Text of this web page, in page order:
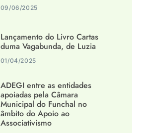
09/06/2025
Lançamento do Livro Cartas
duma Vagabunda, de Luzia
01/04/2025
ADEGI entre as entidades
apoiadas pela Câmara
Municipal do Funchal no
âmbito do Apoio ao
Associativismo